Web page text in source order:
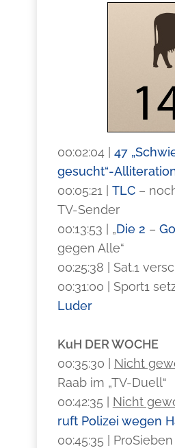
00:02:04 | 47
gesucht“-
00:05:21 | TLC–
TV-Sender
00:13:53 | „Die 2 –
gegen Alle“
00:25:38 | Sat.1
00:31:00 | Sport1
Luder
KuH DER WOCHE
00:35:30 | Nicht
Raab im „TV-Duell“
00:42:35 | Nicht
ruft Polizei wegen
00:45:35 |